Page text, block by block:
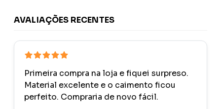
AVALIAÇÕES RECENTES
Primeira compra na loja e fiquei surpreso.
Material excelente e o caimento ficou
perfeito. Compraria de novo fácil.